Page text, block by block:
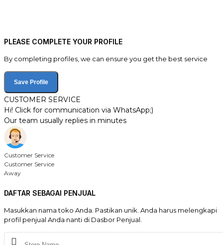
PLEASE COMPLETE YOUR PROFILE
By completing profiles, we can ensure you get the best service
Save Profile
CUSTOMER SERVICE
Hi! Click for communication via WhatsApp;)
Our team usually replies in minutes
Customer Service
Customer Service
Away
DAFTAR SEBAGAI PENJUAL
Masukkan nama toko Anda. Pastikan unik. Anda harus melengkapi
profil penjual Anda nanti di Dasbor Penjual.